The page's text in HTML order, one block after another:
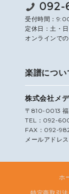
092-
受付時間：
定休日：土・
オンラインで
楽譜につい
株式会社メ
〒810-0013 福
TEL：092-
FAX：092-
メールアドレ
ホ